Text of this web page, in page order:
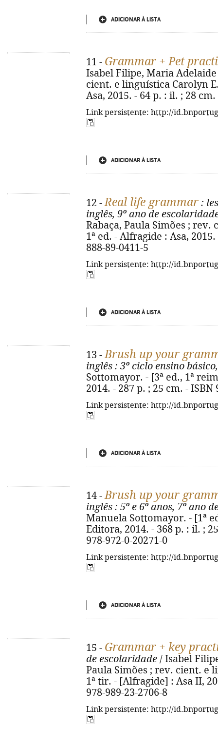
ADICIONAR À LISTA
11 - Grammar + Pet
Isabel Filipe, Maria Adelaide
cient. e linguística Carolyn
Asa, 2015. - 64 p. : il. ; 28
Link persistente: http://
ADICIONAR À LISTA
12 -Real life grammar :
inglês, 9º ano de
Rabaça, Paula Simões ;
1ª ed. - Alfragide : Asa,
888-89-0411-5
Link persistente: http://
ADICIONAR À LISTA
13 -Brush up your
inglês : 3º ciclo ensino básico,
Sottomayor. - [3ª ed., 1ª
2014. - 287 p. ; 25 cm. - ISBN
Link persistente: http://
ADICIONAR À LISTA
14 -Brush up your
inglês : 5º e 6º anos, 7º ano
Manuela Sottomayor. - [1ª
Editora, 2014. - 368 p. : il. ;
978-972-0-20271-0
Link persistente: http://
ADICIONAR À LISTA
15 - Grammar + key
de escolaridade / Isabel
Paula Simões ; rev. cient. e
1ª tir. - [Alfragide] : Asa II,
978-989-23-2706-8
Link persistente: http://